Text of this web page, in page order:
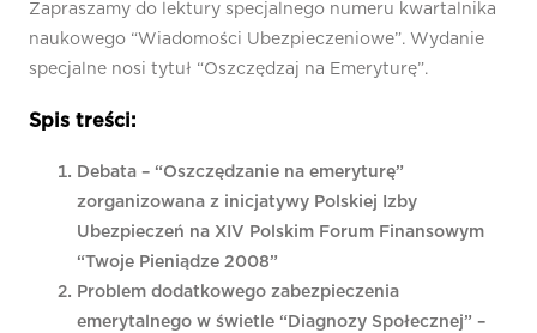
Zapraszamy do lektury specjalnego numeru kwartalnika
naukowego “Wiadomości Ubezpieczeniowe”. Wydanie
specjalne nosi tytuł “Oszczędzaj na Emeryturę”.
Spis treści:
Debata – “Oszczędzanie na emeryturę”
zorganizowana z inicjatywy Polskiej Izby
Ubezpieczeń na XIV Polskim Forum Finansowym
“Twoje Pieniądze 2008”
Problem dodatkowego zabezpieczenia
emerytalnego w świetle “Diagnozy Społecznej” –